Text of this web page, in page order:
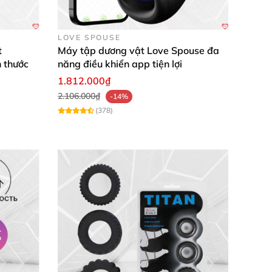
hoạt động thân mật. Kích thước lớn hơn
milimet. Bạn dễ dàng đeo vào "cậu nhỏ"
thước
LOVE SPOUSE
Máy tập dương vật Love Spouse đa
năng điều khiển app tiện lợi
1.812.000₫
2.106.000₫
-14%
(378)